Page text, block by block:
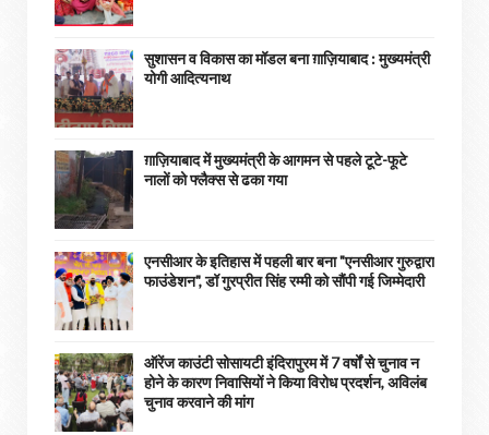
सुशासन व विकास का मॉडल बना ग़ाज़ियाबाद : ​मुख्यमंत्री
योगी आदित्यनाथ
ग़ाज़ियाबाद में मुख्यमंत्री के आगमन से पहले टूटे-फूटे
नालों को फ्लैक्स से ढका गया
एनसीआर के इतिहास में पहली बार बना "एनसीआर गुरुद्वारा
फाउंडेशन", डॉ गुरप्रीत सिंह रम्मी को सौंपी गई जिम्मेदारी
ऑरेंज काउंटी सोसायटी इंदिरापुरम में 7 वर्षों से चुनाव न
होने के कारण निवासियों ने किया विरोध प्रदर्शन, अविलंब
चुनाव करवाने की मांग